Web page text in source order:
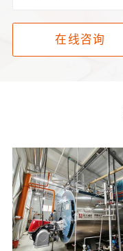
在线咨询